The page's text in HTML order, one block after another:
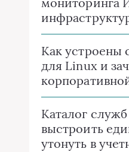
Как устроены
для Linux и
Каталог
выстроить
утонуть в